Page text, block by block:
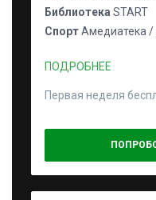
Библиотека START
СпортАмедиатека /
ПОДРОБНЕЕ
Первая неделя